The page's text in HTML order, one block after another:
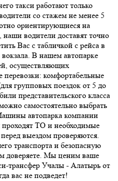
такси работают только
со стажем не менее 5
ориентирующиеся на
водители доставят точно
Вас с табличкой с рейса в
В нашем автопарке
осуществляющих
комфортабельные
групповых поездок от 5 до
представительского класса
самостоятельно выбрать
автопарка компании
ТО и необходимые
выездом проверяются.
транспорта и безопасную
доверяете. Мы ценим ваше
трансфер Учалы - Алатырь от
вас не подведет!